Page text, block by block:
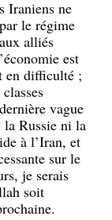
Iraniens ne
le régime
alliés
est
en difficulté ;
vague
la Russie ni la
à l’Iran, et
sur le
je serais
soit